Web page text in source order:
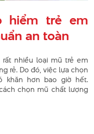
hiểm trẻ em
an toàn
nhiều loại mũ trẻ em
rẻ. Do đó, việc lựa chọn
khăn hơn bao giờ hết.
chọn mũ chất lượng